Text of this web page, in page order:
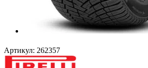
Артикул: 262357